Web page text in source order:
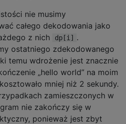
nie musimy
całego dekodowania jako
z nich
dp[i]
.
ostatniego zdekodowanego
temu wdrożenie jest znacznie
„hello world” na moim
mniej niż 2 sekundy.
zamieszczonych w
nie zakończy się w
ponieważ jest zbyt